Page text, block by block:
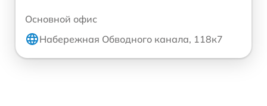
Основной офис
Набережная Обводного канала, 118к7